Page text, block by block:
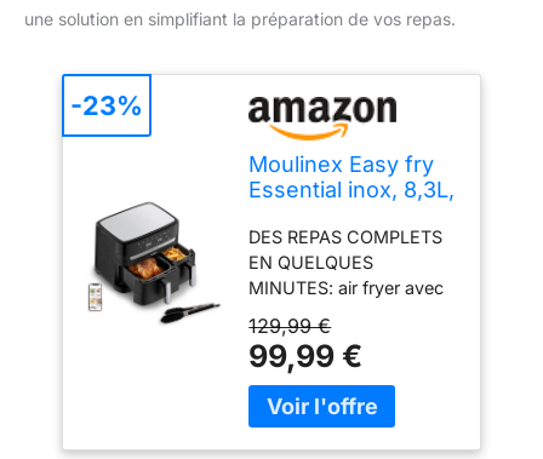
une solution en simplifiant la préparation de vos repas.
Moulinex Easy fry
Essential inox, 8,3L,
personnes, 7
Programmes
intuitifs, Air Fryer,
Repas complet,
synchronisation,
Économie
d'énergie,
Application dédiée,
EZ9018F1
DES REPAS COMPLETS
EN QUELQUES
MINUTES: air fryer avec
standard pour cuire deux
plats de 2 manières
différentes en même
temps. Synchronisezles
129,99 €
99,99 €
-23%